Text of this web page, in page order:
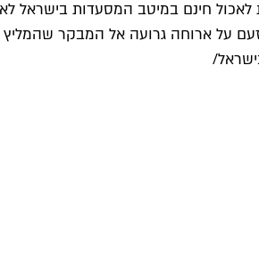
חינם במיטב המסעדות בישראל
על ארוחה גרועה אל המבקר שהמליץ